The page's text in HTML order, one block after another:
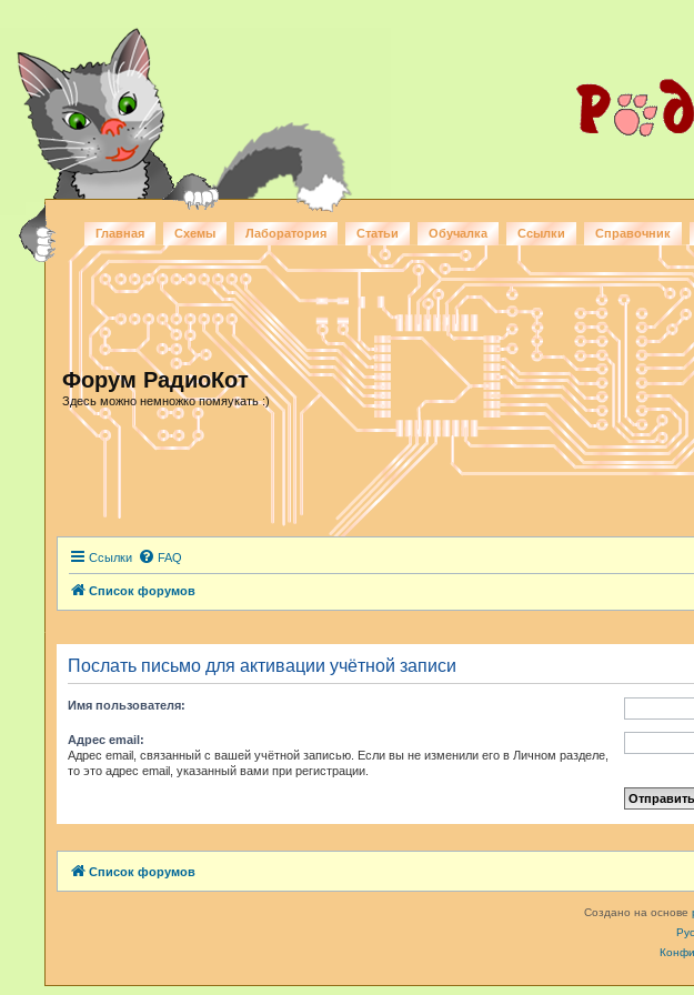
Главная Схемы Лаборатория Статьи Обучалка Ссылки Справочник
Форум РадиоКот
Здесь можно немножко помяукать :)
Ссылки FAQ
Список форумов
Послать письмо для активации учётной записи
Имя пользователя:
Адрес email:
Адрес email, связанный с вашей учётной записью. Если вы не изменили его в Личном разделе,
то это адрес email, указанный вами при регистрации.
Список форумов
Создано на основе